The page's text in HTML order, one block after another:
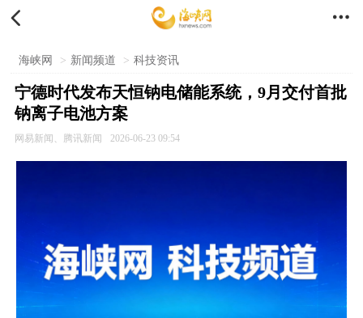
 
海峡网 > 新闻频道 > 科技资讯
宁德时代发布天恒钠电储能系统，9月交付首批
钠离子电池方案
网易新闻、腾讯新闻 2026-06-23 09:54